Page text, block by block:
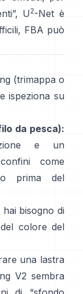
U 2-Net è
FBA può
(trimappa o
ispeziona su
da pesca):
e un
come
prima del
hai bisogno di
colore del
una lastra
V2 sembra